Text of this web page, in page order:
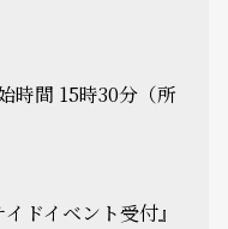
時間 15時30分（所
ドイベント受付』